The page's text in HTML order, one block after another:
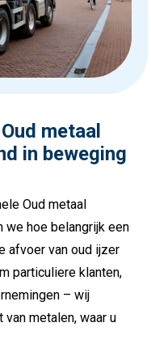
metaal
in beweging
Oud metaal
we hoe belangrijk een
afvoer van oud ijzer
particuliere klanten,
– wij
metalen, waar u